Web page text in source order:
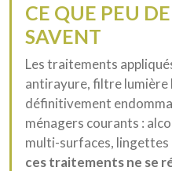
CE QUE PEU
SAVENT
Les traitements
antirayure, filtre lumière
définitivement
ménagers courants :
multi-surfaces, lingettes
ces traitements ne se